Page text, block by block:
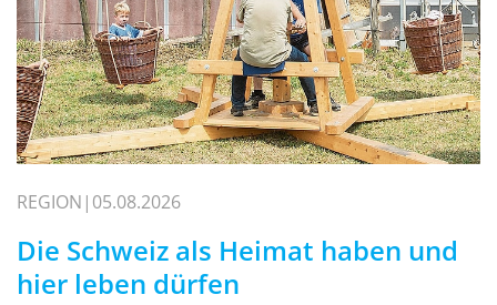
REGION 05.08.2026
Die Schweiz als Heimat haben und
hier leben dürfen